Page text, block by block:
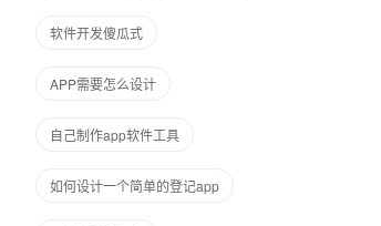
软件开发傻瓜式
APP需要怎么设计
自己制作app软件工具
如何设计一个简单的登记app